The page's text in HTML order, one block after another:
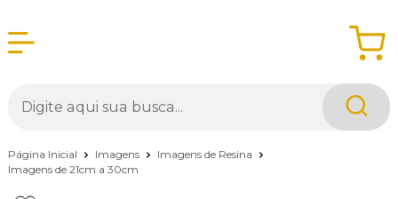
Página Inicial Imagens
Imagens de Resina
Imagens de 21cm a 30cm